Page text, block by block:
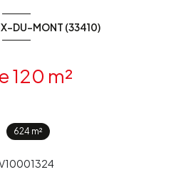
DU-MONT (33410)
Autre 120 m²
624 m²